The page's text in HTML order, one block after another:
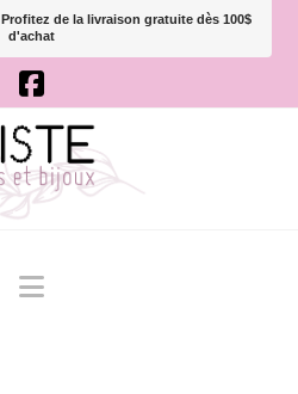
Profitez de la livraison gratuite dès 100$
d'achat
Navigation